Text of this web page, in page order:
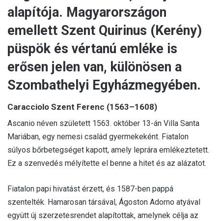
alapítója. Magyarországon
emellett Szent Quirinus (Kerény)
püspök és vértanú emléke is
erősen jelen van, különösen a
Szombathelyi Egyházmegyében.
Caracciolo Szent Ferenc (1563–1608)
Ascanio néven született 1563. október 13-án Villa Santa
Mariában, egy nemesi család gyermekeként. Fiatalon
súlyos bőrbetegséget kapott, amely leprára emlékeztetett.
Ez a szenvedés mélyítette el benne a hitet és az alázatot.
Fiatalon papi hivatást érzett, és 1587-ben pappá
szentelték. Hamarosan társával, Ágoston Adorno atyával
együtt új szerzetesrendet alapítottak, amelynek célja az